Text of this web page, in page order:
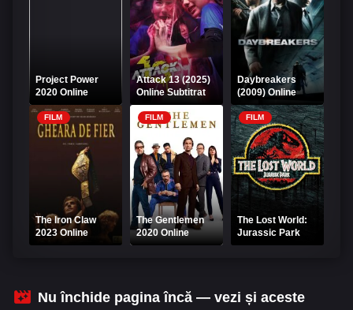
Project Power
2020 Online
Subtitrat –
Proiectul Putere
Attack 13 (2025)
Online Subtitrat
Daybreakers
(2009) Online
Subtitrat –
Vânătoarea a
început
FILM
The Iron Claw
2023 Online
Subtitrat –
FILM
The Gentlemen
2020 Online
Subtitrat –
FILM
The Lost World:
Jurassic Park
1997 Online
Nu închide pagina încă — vezi și aceste